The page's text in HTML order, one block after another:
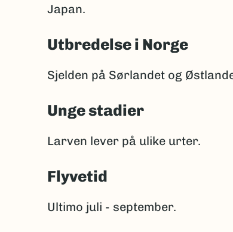
Japan.
Utbredelse i Norge
Sjelden på Sørlandet og
Unge stadier
Larven lever på ulike urter.
Flyvetid
Ultimo juli - september.